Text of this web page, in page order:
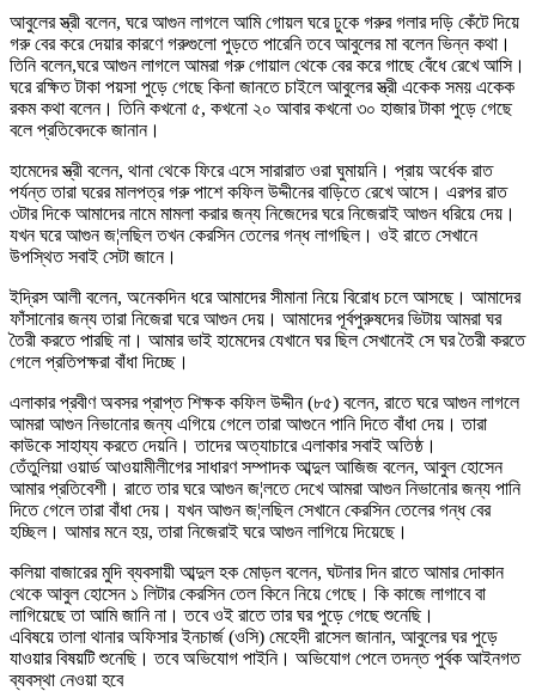
আবুলের স্ত্রী বলেন, ঘরে আগুন লাগলে আমি গোয়ল ঘরে ঢুকে গরুর গলার দড়ি কেঁটে দিয়ে
গরু বের করে দেয়ার কারণে গরুগুলো পুড়তে পারেনি তবে আবুলের মা বলেন ভিন্ন কথা।
তিনি বলেন,ঘরে আগুন লাগলে আমরা গরু গোয়াল থেকে বের করে গাছে বেঁধে রেখে আসি।
ঘরে রক্ষিত টাকা পয়সা পুড়ে গেছে কিনা জানতে চাইলে আবুলের স্ত্রী একেক সময় একেক
রকম কথা বলেন। তিনি কখনো ৫, কখনো ২০ আবার কখনো ৩০ হাজার টাকা পুড়ে গেছে
বলে প্রতিবেদকে জানান।
হামেদের স্ত্রী বলেন, থানা থেকে ফিরে এসে সারারাত ওরা ঘুমায়নি। প্রায় অর্ধেক রাত
পর্যন্ত তারা ঘরের মালপত্র গরু পাশে কফিল উদ্দীনের বাড়িতে রেখে আসে। এরপর রাত
৩টার দিকে আমাদের নামে মামলা করার জন্য নিজেদের ঘরে নিজেরাই আগুন ধরিয়ে দেয়।
যখন ঘরে আগুন জ¦লছিল তখন কেরসিন তেলের গন্ধ লাগছিল। ওই রাতে সেখানে
উপস্থিত সবাই সেটা জানে।
ইদ্রিস আলী বলেন, অনেকদিন ধরে আমাদের সীমানা নিয়ে বিরোধ চলে আসছে। আমাদের
ফাঁসানোর জন্য তারা নিজেরা ঘরে আগুন দেয়। আমাদের পূর্বপুরুষদের ভিটায় আমরা ঘর
তৈরী করতে পারছি না। আমার ভাই হামেদের যেখানে ঘর ছিল সেখানেই সে ঘর তৈরী করতে
গেলে প্রতিপক্ষরা বাঁধা দিচ্ছে।
এলাকার প্রবীণ অবসর প্রাপ্ত শিক্ষক কফিল উদ্দীন (৮৫) বলেন, রাতে ঘরে আগুন লাগলে
আমরা আগুন নিভানোর জন্য এগিয়ে গেলে তারা আগুনে পানি দিতে বাঁধা দেয়। তারা
কাউকে সাহায্য করতে দেয়নি। তাদের অত্যাচারে এলাকার সবাই অতিষ্ঠ।
তেঁতুলিয়া ওয়ার্ড আওয়ামীলীগের সাধারণ সম্পাদক আব্দুল আজিজ বলেন, আবুল হোসেন
আমার প্রতিবেশী। রাতে তার ঘরে আগুন জ¦লতে দেখে আমরা আগুন নিভানোর জন্য পানি
দিতে গেলে তারা বাঁধা দেয়। যখন আগুন জ¦লছিল সেখানে কেরসিন তেলের গন্ধ বের
হচ্ছিল। আমার মনে হয়, তারা নিজেরাই ঘরে আগুন লাগিয়ে দিয়েছে।
কলিয়া বাজারের মুদি ব্যবসায়ী আব্দুল হক মোড়ল বলেন, ঘটনার দিন রাতে আমার দোকান
থেকে আবুল হোসেন ১ লিটার কেরসিন তেল কিনে নিয়ে গেছে। কি কাজে লাগাবে বা
লাগিয়েছে তা আমি জানি না। তবে ওই রাতে তার ঘর পুড়ে গেছে শুনেছি।
এবিষয়ে তালা থানার অফিসার ইনচার্জ (ওসি) মেহেদী রাসেল জানান, আবুলের ঘর পুড়ে
যাওয়ার বিষয়টি শুনেছি। তবে অভিযোগ পাইনি। অভিযোগ পেলে তদন্ত পুর্বক আইনগত
ব্যবস্থা নেওয়া হবে